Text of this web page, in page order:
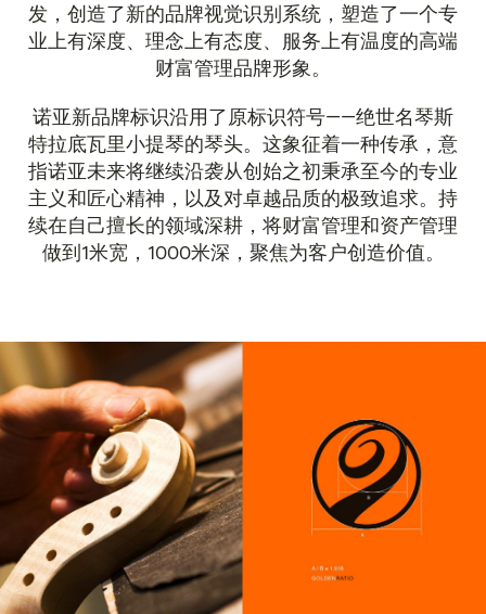
发，创造了新的品牌视觉识别系统，塑造了一个专
业上有深度、理念上有态度、服务上有温度的高端
财富管理品牌形象。
诺亚新品牌标识沿用了原标识符号——绝世名琴斯
特拉底瓦里小提琴的琴头。这象征着一种传承，意
指诺亚未来将继续沿袭从创始之初秉承至今的专业
主义和匠心精神，以及对卓越品质的极致追求。持
续在自己擅长的领域深耕，将财富管理和资产管理
做到1米宽，1000米深，聚焦为客户创造价值。